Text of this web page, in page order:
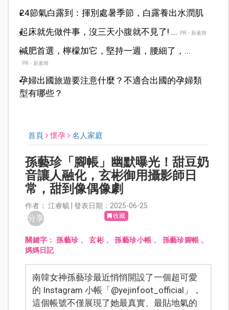
24節氣白露到：揮別處暑季節，白露養出水潤肌
起床就先做件事，沒三天小腹就不見了! ...
PR・新素簡
減肥首選，檸檬加它，堅持一週，腰細了，...
PR・新素簡
孕婦出國旅遊要注意什麼？不適合出國的孕婦類
型有哪些？
首頁 懷孕 名人家庭
孫藝珍「腳帳」幽默曝光！甜豆奶
音讓人融化，玄彬御用攝影師日
常，甜到像偶像劇
作者： 江睿毓 | 發表日期：2025-06-25
分享 收藏
關鍵字：孫藝珍 、玄彬 、孫藝珍小帳 、 孫藝珍腳帳 、
媽媽日記
南韓女神孫藝珍最近悄悄開設了一個超可愛
的 Instagram 小帳「@yejinfoot_official」，
這個帳號不僅展現了她最真實、最貼地氣的